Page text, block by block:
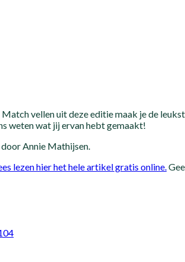
vellen uit deze editie maak je de
weten wat jij ervan hebt gemaakt!
Annie Mathijsen.
lezen hier het hele artikel gratis online.